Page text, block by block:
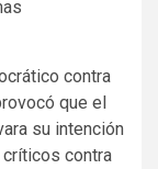
contra
que el
su intención
contra